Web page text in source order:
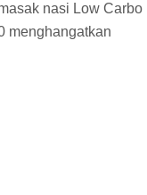
nasi Low Carbo
menghangatkan